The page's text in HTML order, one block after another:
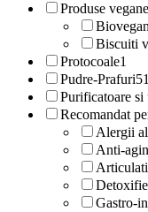
Produse
Biovegan
Biscuiti
Protocoale1
Pudre-Prafuri51
Purificatoare si
Recomandat
Alergii
Anti-
Gastro-